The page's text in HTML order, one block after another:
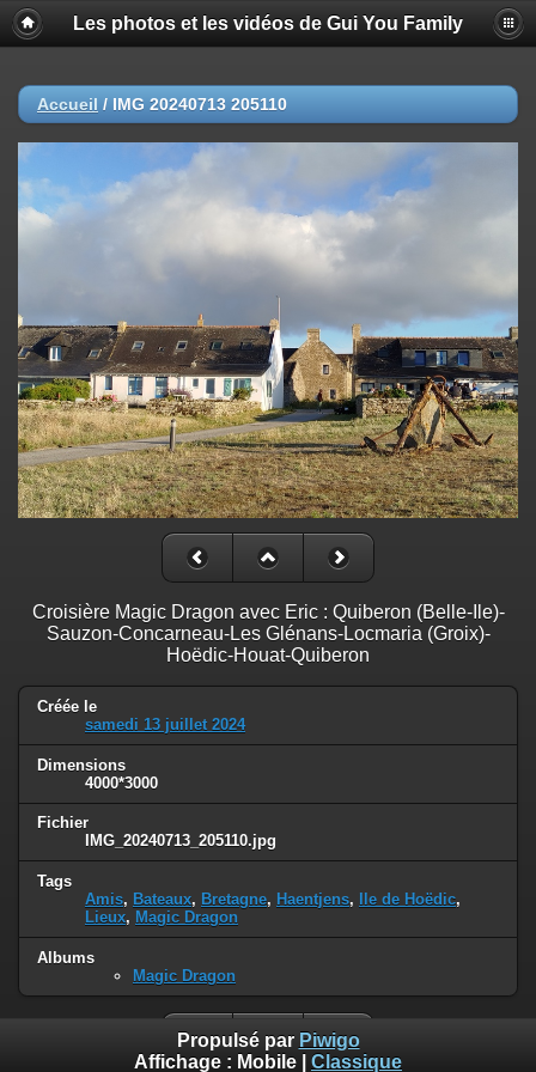
Les photos et les vidéos de Gui You Family
Accueil / IMG 20240713 205110
Croisière Magic Dragon avec Eric : Quiberon (Belle-Ile)-
Sauzon-Concarneau-Les Glénans-Locmaria (Groix)-
Hoëdic-Houat-Quiberon
Créée le
samedi 13 juillet 2024
Dimensions
4000*3000
Fichier
IMG_20240713_205110.jpg
Tags
Amis, Bateaux, Bretagne, Haentjens, Ile de Hoëdic,
Lieux, Magic Dragon
Albums
Magic Dragon
Propulsé par Piwigo
Affichage : Mobile Classique